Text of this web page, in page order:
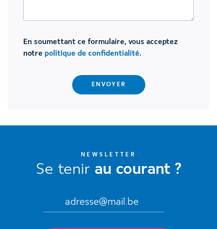
En soumettant ce formulaire, vous acceptez
notre politique de confidentialité.
NEWSLETTER
Se tenir au courant ?